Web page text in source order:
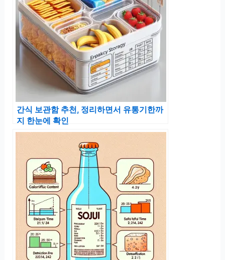
간식 보관함 추천, 정리하면서 유통기한까
지 한눈에 확인